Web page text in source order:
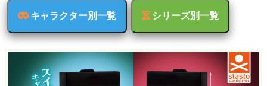
キャラクター別一覧 シリーズ別一覧